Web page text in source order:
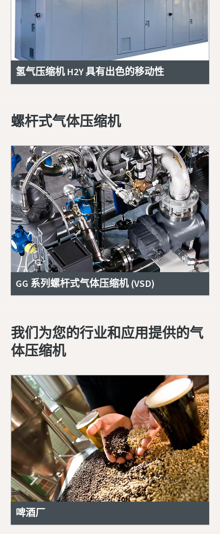
氢气压缩机 H2Y 具有出色的移动性
螺杆式气体压缩机
GG 系列螺杆式气体压缩机 (VSD)
我们为您的行业和应用提供的气
体压缩机
啤酒厂